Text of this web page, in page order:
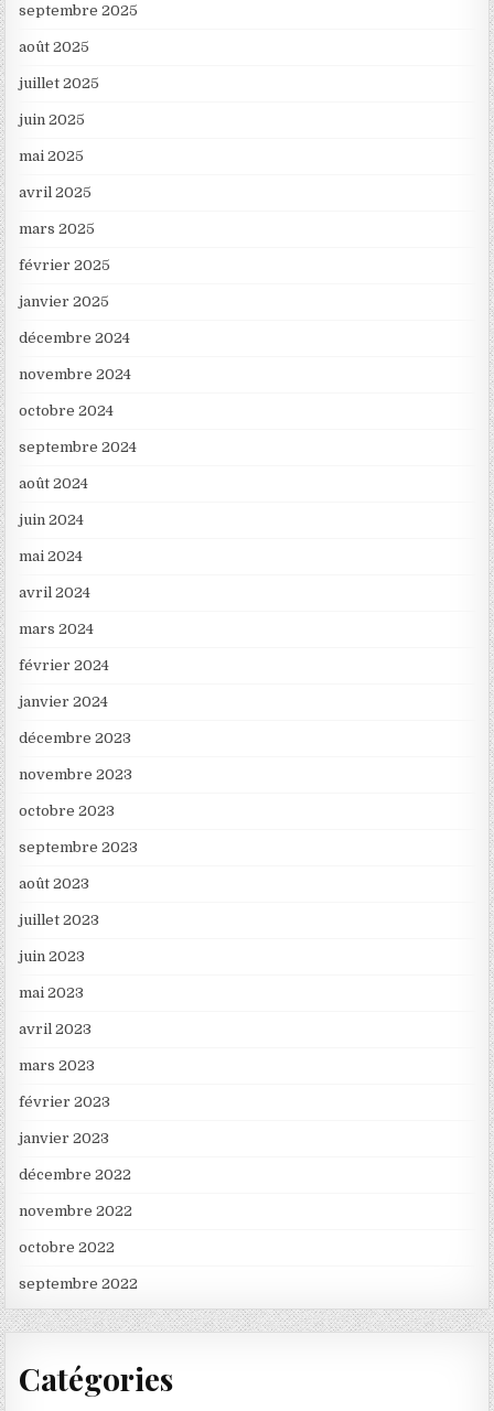
septembre 2025
août 2025
juillet 2025
juin 2025
mai 2025
avril 2025
mars 2025
février 2025
janvier 2025
décembre 2024
novembre 2024
octobre 2024
septembre 2024
août 2024
juin 2024
mai 2024
avril 2024
mars 2024
février 2024
janvier 2024
décembre 2023
novembre 2023
octobre 2023
septembre 2023
août 2023
juillet 2023
juin 2023
mai 2023
avril 2023
mars 2023
février 2023
janvier 2023
décembre 2022
novembre 2022
octobre 2022
septembre 2022
Catégories